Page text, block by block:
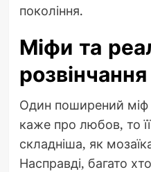
покоління.
Міфи та
Один поширений
каже про любов, то
складніша, як
Насправді, багато